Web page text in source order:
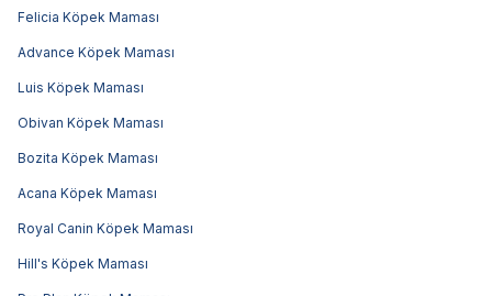
Felicia Köpek Maması
Advance Köpek Maması
Luis Köpek Maması
Obivan Köpek Maması
Bozita Köpek Maması
Acana Köpek Maması
Royal Canin Köpek Maması
Hill's Köpek Maması